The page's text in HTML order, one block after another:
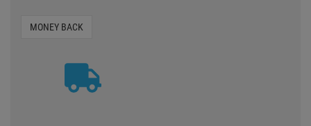
MONEY BACK